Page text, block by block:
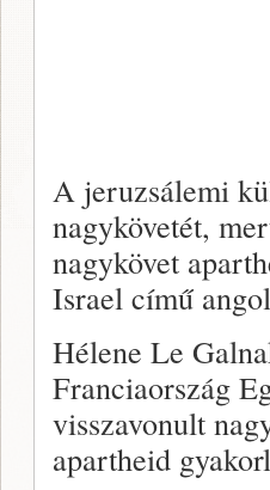
A jeruzsálemi
nagykövetét,
nagykövet
Israel című
Hélene Le
Franciaország
visszavonult
apartheid